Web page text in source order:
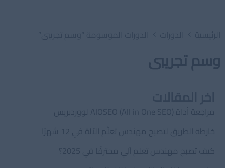
وسم تجريبى
مراجعة أداة AIOSEO (All in One SEO) لووردبريس
خارطة الطريق لتصبح مهندس تعلّم الآلة في 12 شهرًا
كيف تصبح مهندس تعلم آلي محترفًا في 2025؟